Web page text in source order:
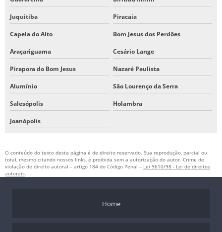
Juquitiba Piracaia
Capela do Alto Bom Jesus dos Perdões
Araçariguama Cesário Lange
Pirapora do Bom Jesus Nazaré Paulista
Alumínio São Lourenço da Serra
Salesópolis Holambra
Joanópolis
O conteúdo do texto desta página é de direito reservado. Sua reprodução, parcial ou
total, mesmo citando nossos links, é proibida sem a autorização do autor. Crime de
violação de direito autoral – artigo 184 do Código Penal – Lei 9610/98 - Lei de direitos
autorais.
Home